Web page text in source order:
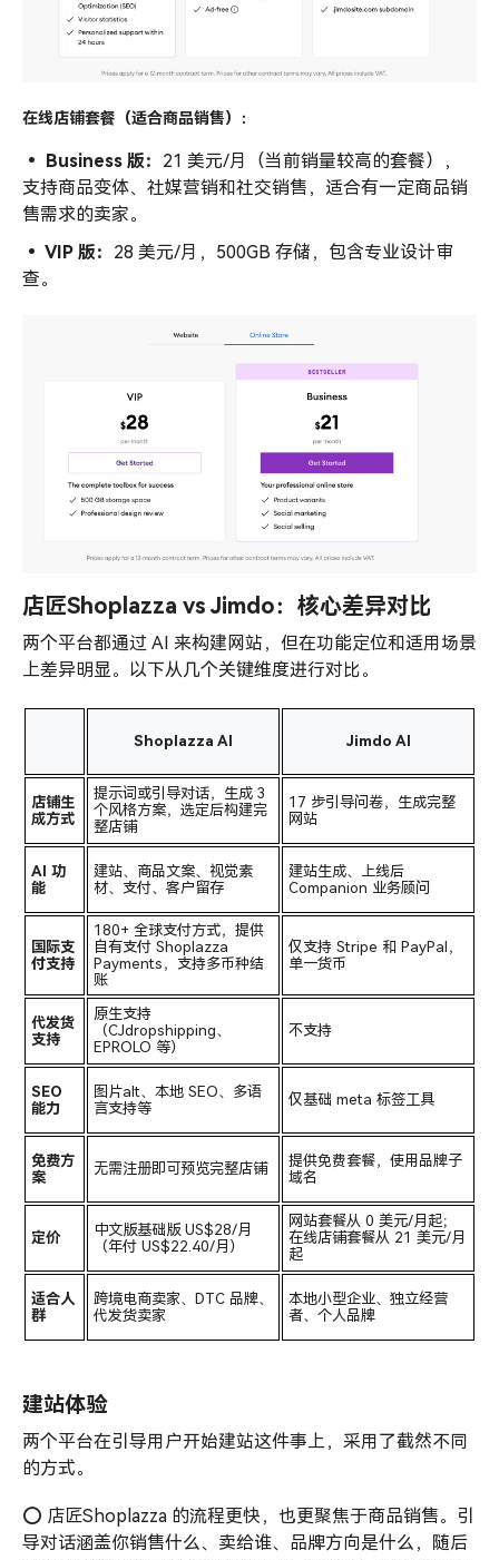
在线店铺套餐（适合商品销售）：
• Business 版： 21 美元/月（当前销量较高的套餐），
支持商品变体、社媒营销和社交销售，适合有一定商品销
售需求的卖家。
• VIP 版： 28 美元/月，500GB 存储，包含专业设计审
查。
店匠Shoplazza vs Jimdo：核心差异对比
两个平台都通过 AI 来构建网站，但在功能定位和适用场景
上差异明显。以下从几个关键维度进行对比。
Shoplazza AI Jimdo AI
店铺生
成方式
提示词或引导对话，生成 3
个风格方案，选定后构建完
整店铺
17 步引导问卷，生成完整
网站
AI 功
能
建站、商品文案、视觉素
材、支付、客户留存
建站生成、上线后
Companion 业务顾问
国际支
付支持
180+ 全球支付方式，提供
自有支付 Shoplazza
Payments，支持多币种结
账
仅支持 Stripe 和 PayPal，
单一货币
代发货
支持
原生支持
（CJdropshipping、
EPROLO 等）
不支持
SEO
能力
图片alt、本地 SEO、多语
言支持等
仅基础 meta 标签工具
免费方
案
无需注册即可预览完整店铺
提供免费套餐，使用品牌子
域名
定价
中文版基础版 US$28/月
（年付 US$22.40/月）
网站套餐从 0 美元/月起；
在线店铺套餐从 21 美元/月
起
适合人
群
跨境电商卖家、DTC 品牌、
代发货卖家
本地小型企业、独立经营
者、个人品牌
建站体验
两个平台在引导用户开始建站这件事上，采用了截然不同
的方式。
⭕️ 店匠Shoplazza 的流程更快，也更聚焦于商品销售。引
导对话涵盖你销售什么、卖给谁、品牌方向是什么，随后